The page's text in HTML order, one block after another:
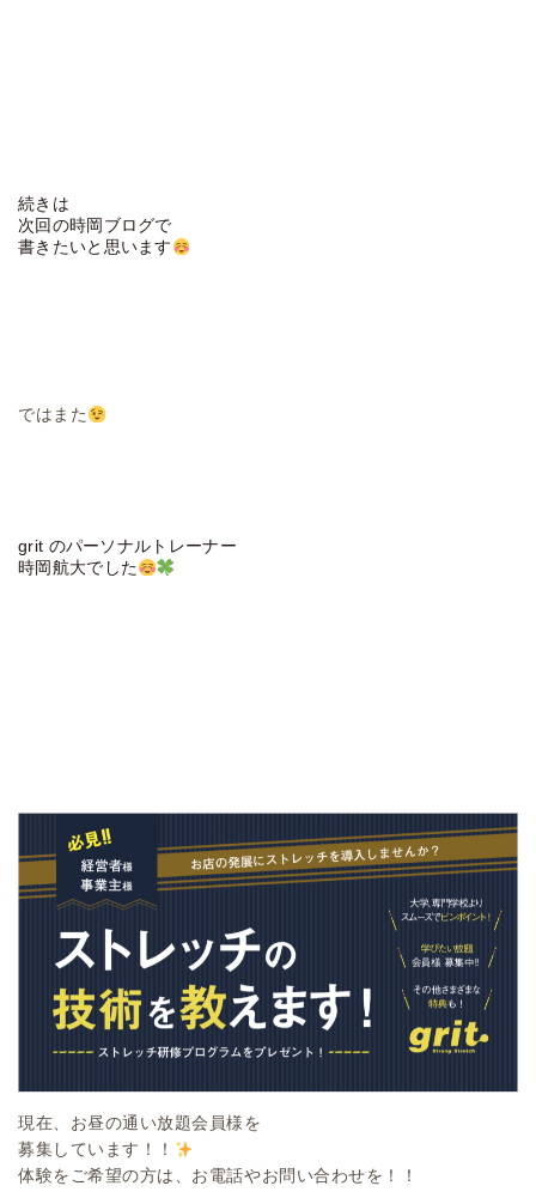
続きは
次回の時岡ブログで
書きたいと思います
ではまた
grit のパーソナルトレーナー
時岡航大でした
現在、お昼の通い放題会員様を
募集しています！！
体験をご希望の方は、お電話やお問い合わせを！！